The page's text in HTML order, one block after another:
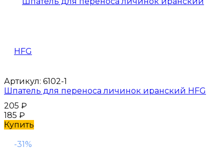
Артикул: 6102-1
Шпатель для переноса личинок иранский HFG
205 ₽
185 ₽
Купить
-31%